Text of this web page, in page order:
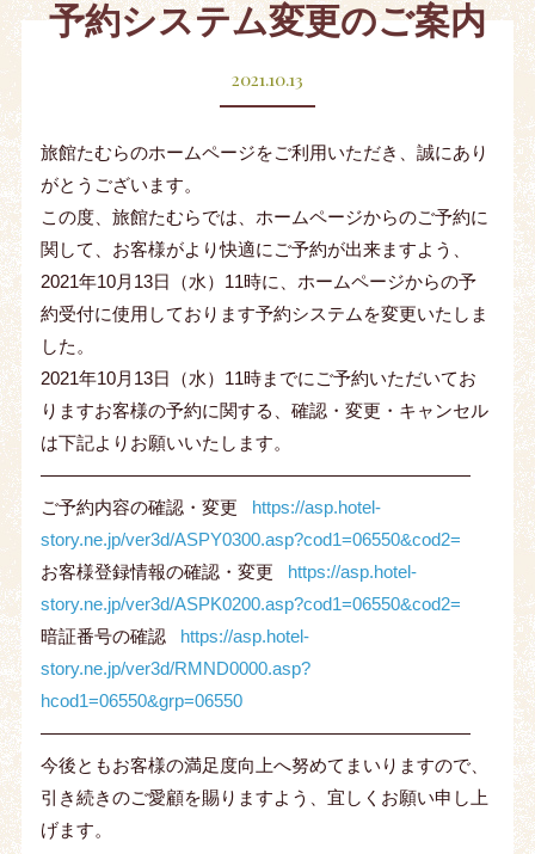
予約システム変更のご案内
2021.10.13
旅館たむらのホームページをご利用いただき、誠にあり
がとうございます。
この度、旅館たむらでは、ホームページからのご予約に
関して、お客様がより快適にご予約が出来ますよう、
2021年10月13日（水）11時に、ホームページからの予
約受付に使用しております予約システムを変更いたしま
した。
2021年10月13日（水）11時までにご予約いただいてお
りますお客様の予約に関する、確認・変更・キャンセル
は下記よりお願いいたします。
――――――――――――――――――――――――
ご予約内容の確認・変更 https://asp.hotel-
story.ne.jp/ver3d/ASPY0300.asp?cod1=06550&cod2=
お客様登録情報の確認・変更 https://asp.hotel-
story.ne.jp/ver3d/ASPK0200.asp?cod1=06550&cod2=
暗証番号の確認 https://asp.hotel-
story.ne.jp/ver3d/RMND0000.asp?
hcod1=06550&grp=06550
――――――――――――――――――――――――
今後ともお客様の満足度向上へ努めてまいりますので、
引き続きのご愛顧を賜りますよう、宜しくお願い申し上
げます。